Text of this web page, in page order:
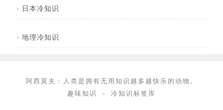
· 日本冷知识
· 地理冷知识
阿西莫夫：人类是拥有无用知识越多越快乐的动物。
趣味知识
- 冷知识标签库